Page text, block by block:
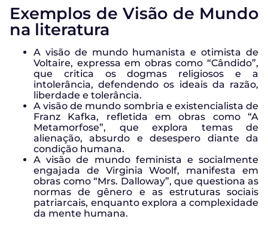
Exemplos de Visão de Mundo
na literatura
A visão de mundo humanista e otimista de
Voltaire, expressa em obras como “Cândido”,
que critica os dogmas religiosos e a
intolerância, defendendo os ideais da razão,
liberdade e tolerância.
A visão de mundo sombria e existencialista de
Franz Kafka, refletida em obras como “A
Metamorfose”, que explora temas de
alienação, absurdo e desespero diante da
condição humana.
A visão de mundo feminista e socialmente
engajada de Virginia Woolf, manifesta em
obras como “Mrs. Dalloway”, que questiona as
normas de gênero e as estruturas sociais
patriarcais, enquanto explora a complexidade
da mente humana.